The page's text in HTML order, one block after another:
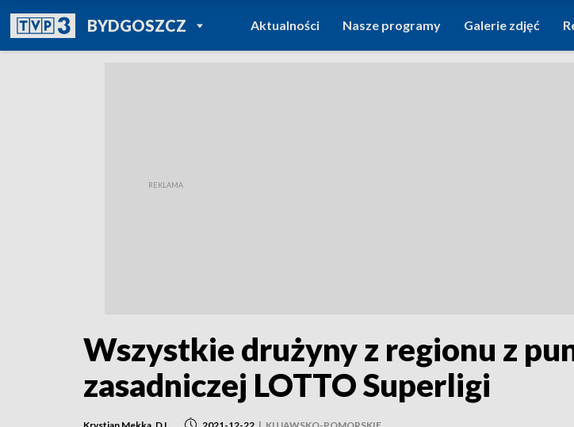
BYDGOSZCZPOWRÓT DO
TVP REGIONY
Aktualności Nasze programy Galerie zdjęć
Wszystkie drużyny z regionu z
zasadniczej LOTTO Superligi
Krystian Mekka, DJ 2021-12-22 | KUJAWSKO-POMORSKIE